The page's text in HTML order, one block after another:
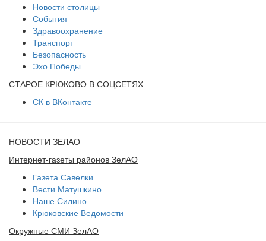
Новости столицы
События
Здравоохранение
Транспорт
Безопасность
Эхо Победы
СТАРОЕ КРЮКОВО В СОЦСЕТЯХ
СК в ВКонтакте
НОВОСТИ ЗЕЛАО
Интернет-газеты районов ЗелАО
Газета Савелки
Вести Матушкино
Наше Силино
Крюковские Ведомости
Окружные СМИ ЗелАО